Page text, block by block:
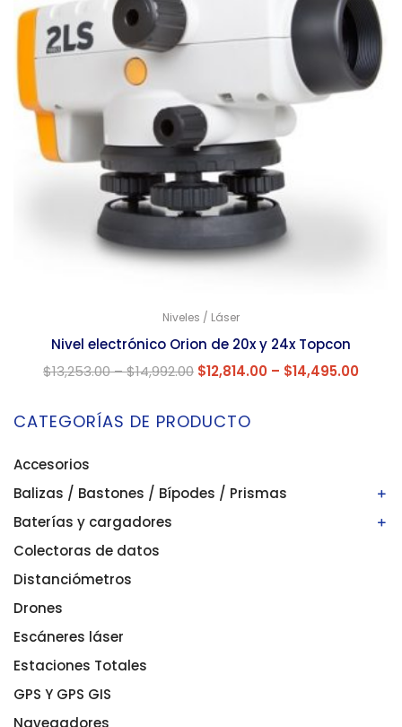
Niveles / Láser
Nivel electrónico Orion de 20x y 24x Topcon
$13,253.00–$14,992.00 $12,814.00 – $14,495.00
CATEGORÍAS DE PRODUCTO
Accesorios
Balizas / Bastones / Bípodes / Prismas
Bastones/balizas
Bípodes
Prismas
Baterías y cargadores
Baterías
Cargadores
Colectoras de datos
Distanciómetros
Drones
Escáneres láser
Estaciones Totales
GPS Y GPS GIS
Navegadores